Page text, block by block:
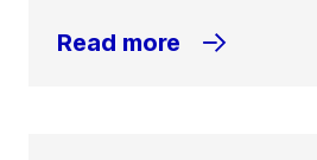
Read more